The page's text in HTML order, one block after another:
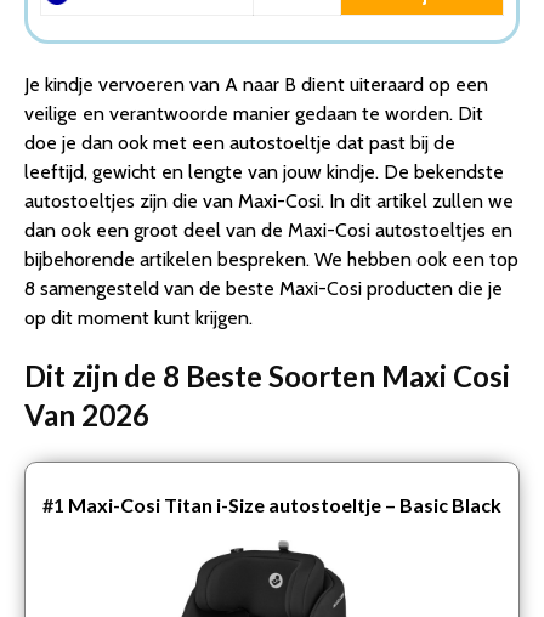
8. Maxi-Cosi Priori SPS Autostoeltje – Basic Black
Conclusie
Je kindje vervoeren van A naar B dient uiteraard op een
veilige en verantwoorde manier gedaan te worden. Dit
doe je dan ook met een autostoeltje dat past bij de
leeftijd, gewicht en lengte van jouw kindje. De bekendste
autostoeltjes zijn die van Maxi-Cosi. In dit artikel zullen we
dan ook een groot deel van de Maxi-Cosi autostoeltjes en
bijbehorende artikelen bespreken. We hebben ook een top
8 samengesteld van de beste Maxi-Cosi producten die je
op dit moment kunt krijgen.
Dit zijn de 8 Beste Soorten Maxi Cosi
Van 2026
#1 Maxi-Cosi Titan i-Size autostoeltje – Basic Black